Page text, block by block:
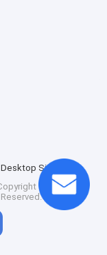
Desktop Site
© 2024